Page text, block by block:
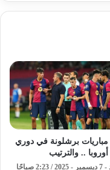
برشلونة في دوري
أوروبا .. والترتيب
صباحًا